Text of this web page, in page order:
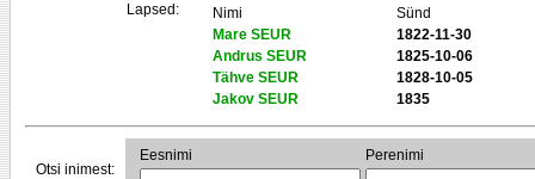
Lapsed:
Nimi
Sünd
Mare SEUR
1822-11-30
Andrus SEUR
1825-10-06
Tähve SEUR
1828-10-05
Jakov SEUR
1835
Otsi inimest:
Eesnimi Perenimi